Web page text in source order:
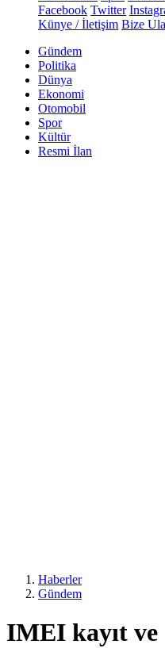
Facebook Twitter
Künye / İletişim Bize
Gündem
Politika
Dünya
Ekonomi
Otomobil
Spor
Kültür
Resmi İlan
Haberler
Gündem
IMEI kayıt